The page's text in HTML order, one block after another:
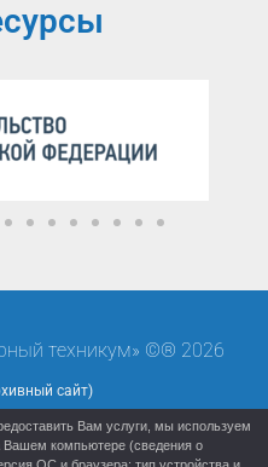
техникум» ©® 2026
сайт)
Вам услуги, мы используем
Вашем компьютере (сведения о